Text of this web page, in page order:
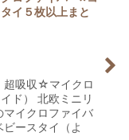
イ５枚以上まと
超吸収☆マイクロ
ド） 北欧ミニリ
マイクロファイバ
ースタイ（よ